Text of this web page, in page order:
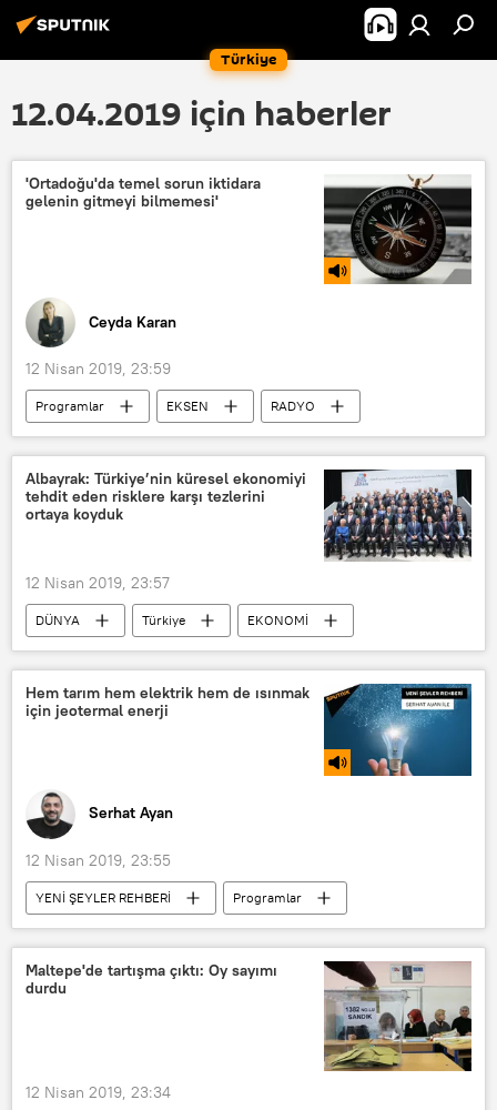
Türkiye
12.04.2019 için haberler
'Ortadoğu'da temel sorun iktidara
gelenin gitmeyi bilmemesi'
Ceyda Karan
12 Nisan 2019, 23:59
Programlar EKSEN
RADYO
İsrail
Filistin
Sudan
Libya
Abdülaziz Buteflika
Halife Hafter
Albayrak: Türkiye’nin küresel ekonomiyi
tehdit eden risklere karşı tezlerini
ortaya koyduk
12 Nisan 2019, 23:57
DÜNYA Türkiye
EKONOMİ
Haberler
TÜRKİYE
ABD
Berat Albayrak
IMF
Hem tarım hem elektrik hem de ısınmak
için jeotermal enerji
Serhat Ayan
12 Nisan 2019, 23:55
YENİ ŞEYLER REHBERİ
Programlar
RADYO
jeotermal enerji
Ali Kındap
Maltepe'de tartışma çıktı: Oy sayımı
durdu
12 Nisan 2019, 23:34